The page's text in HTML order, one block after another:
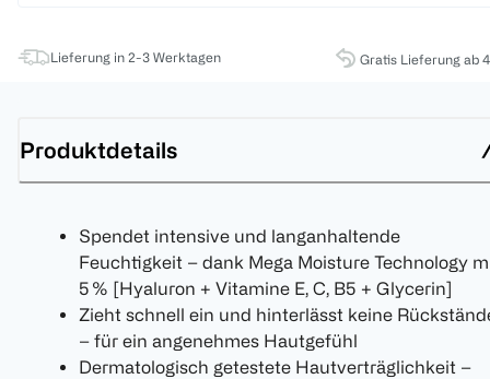
Lieferung in 2-3 Werktagen Gratis Lieferung ab
Produktdetails
Spendet intensive und langanhaltende
Feuchtigkeit – dank Mega Moisture Technology
5 % [Hyaluron + Vitamine E, C, B5 + Glycerin]
Zieht schnell ein und hinterlässt keine
– für ein angenehmes Hautgefühl
Dermatologisch getestete Hautverträglichkeit –